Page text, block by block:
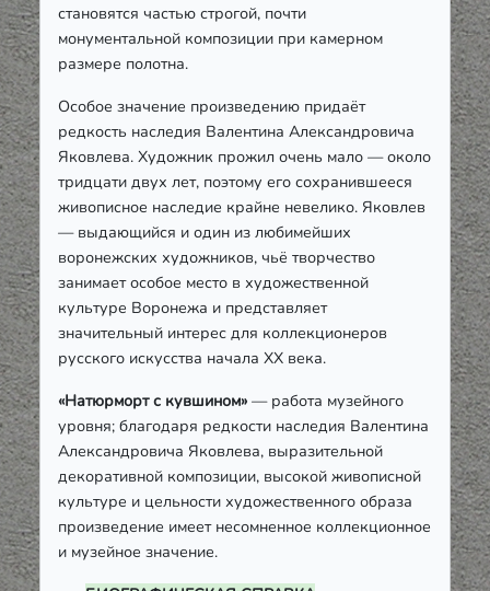
становятся частью строгой, почти
монументальной композиции при камерном
размере полотна.
Особое значение произведению придаёт
редкость наследия Валентина Александровича
Яковлева. Художник прожил очень мало — около
тридцати двух лет, поэтому его сохранившееся
живописное наследие крайне невелико. Яковлев
— выдающийся и один из любимейших
воронежских художников, чьё творчество
занимает особое место в художественной
культуре Воронежа и представляет
значительный интерес для коллекционеров
русского искусства начала XX века.
«Натюрморт с кувшином» — работа музейного
уровня; благодаря редкости наследия Валентина
Александровича Яковлева, выразительной
декоративной композиции, высокой живописной
культуре и цельности художественного образа
произведение имеет несомненное коллекционное
и музейное значение.